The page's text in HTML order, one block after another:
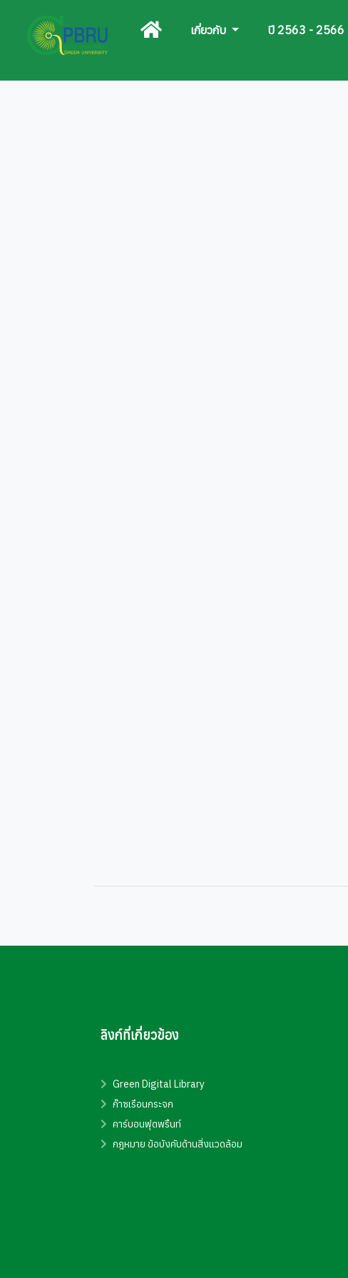
เกี่ยวกับ ปี 2563 - 2566
ลิงก์ที่เกี่ยวข้อง
Green Digital Library
ก๊าซเรือนกระจก
คาร์บอนฟุตพริ้นท์
กฎหมาย ข้อบังคับด้านสิ่งแวดล้อม